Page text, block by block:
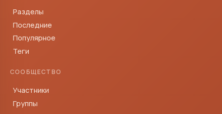
Разделы
Последние
Популярное
Теги
СООБЩЕСТВО
Участники
Группы